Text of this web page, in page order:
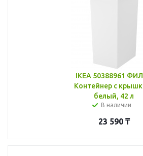
IKEA 50388961
Контейнер с
белый, 42 л
В наличии
23 590₸